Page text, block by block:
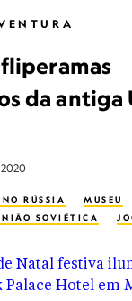
da antiga
RÚSSIA
MUSEU
SOVIÉTICA